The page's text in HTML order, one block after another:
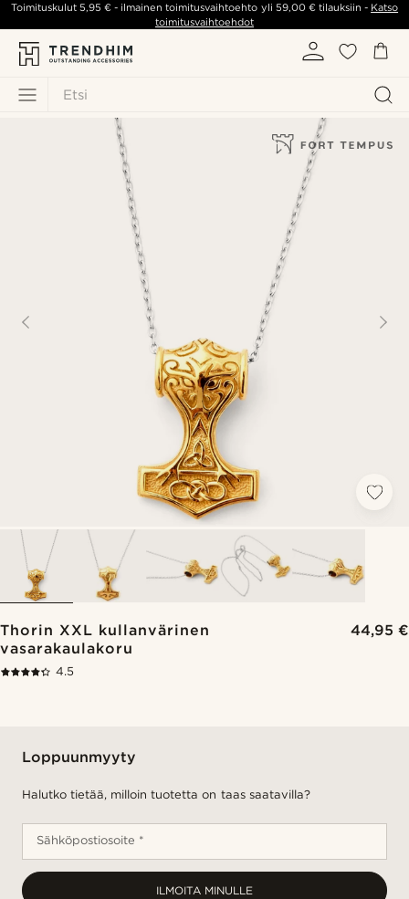
Etsi
Toimituskulut5,95 € - ilmainen toimitusvaihtoehto yli 59,00 €tilauksiin - Katso
toimitusvaihtoehdot
Thorin XXL kullanvärinen
vasarakaulakoru
44,95 €
4.5
Loppuunmyyty
Halutko tietää, milloin tuotetta on taas saatavilla?
Sähköpostiosoite *
ILMOITA MINULLE